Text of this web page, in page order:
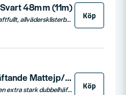
48mm (11m)
Gorilla silvertejp är ett kraftfullt, allvädersklisterband som erbjuder överlägsen hållfasthet och uthållighet i alla klimatförhållanden. Med sin extremt starka häftförmåga, klarar denna tejp ruffa och ojämna ytor, inklusive trä, sten, puts och tegel. Köp
Stokvis Dubbelhäftande Mattejp/Vävtejp standard 50 mm x 25 m
Stokvis PC0305025 är en extra stark dubbelhäftande vävtejp med hög häftförmåga, speciellt framtagen för att fästa på tuffa ytor. Den har en kraftig häftämnesbeläggning som gör den effektiv även i dammiga och smutsiga miljöer. Perfekt för mattläggning och montering av reglar. Köp